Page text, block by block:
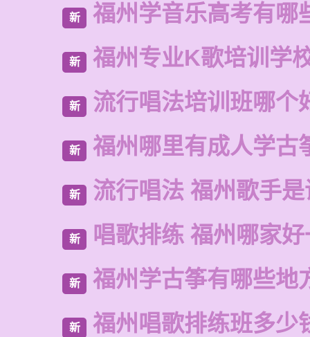
新 福州学音乐高考有哪
新 福州专业K歌培训学
新 流行唱法培训班哪个
新 福州哪里有成人学古
新 流行唱法 福州歌手
新 唱歌排练 福州哪家
新 福州学古筝有哪些地
新 福州唱歌排练班多少